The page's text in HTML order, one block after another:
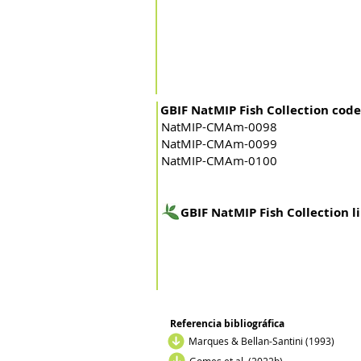
GBIF NatMIP Fish Collection code
NatMIP-CMAm-0098
NatMIP-CMAm-0099
NatMIP-CMAm-0100
GBIF NatMIP Fish Collection
Referencia bibliográfica
Marques & Bellan-Santini (1993)